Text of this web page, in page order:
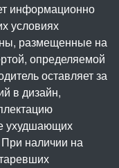
информационно
условиях
размещенные на
определяемой
оставляет за
в дизайн,
ухудшающих
При наличии на